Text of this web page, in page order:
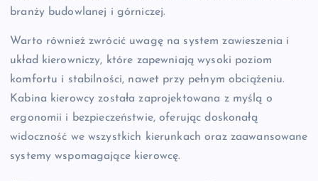
branży budowlanej i górniczej.
Warto również zwrócić uwagę na system zawieszenia i
układ kierowniczy, które zapewniają wysoki poziom
komfortu i stabilności, nawet przy pełnym obciążeniu.
Kabina kierowcy została zaprojektowana z myślą o
ergonomii i bezpieczeństwie, oferując doskonałą
widoczność we wszystkich kierunkach oraz zaawansowane
systemy wspomagające kierowcę.